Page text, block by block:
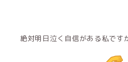
絶対明日泣く自信がある私です